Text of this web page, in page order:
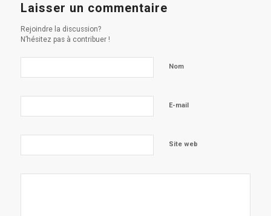
Laisser un commentaire
Rejoindre la discussion?
N’hésitez pas à contribuer !
Nom
E-mail
Site web